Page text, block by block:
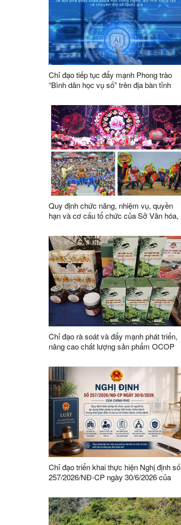
Chỉ đạo tiếp tục đẩy mạnh Phong trào
“Bình dân học vụ số” trên địa bàn tỉnh
Quy định chức năng, nhiệm vụ, quyền
hạn và cơ cấu tổ chức của Sở Văn hóa,
Chỉ đạo rà soát và đẩy mạnh phát triển,
nâng cao chất lượng sản phẩm OCOP
Chỉ đạo triển khai thực hiện Nghị định số
257/2026/NĐ-CP ngày 30/6/2026 của
dụng biện pháp tư pháp bắt buộc chữa
bệnh